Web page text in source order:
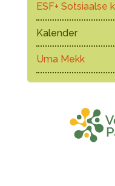
ESF+ Sotsiaalse
Kalender
Uma Mekk